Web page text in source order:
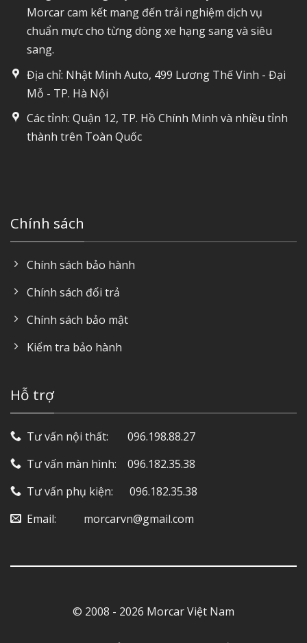
Morcar cam kết mang đến trải nghiệm dịch vụ
chuẩn mực cho từng dòng xe hạng sang và siêu
sang.
Địa chỉ: Nhật Minh Auto, 499 Lương Thế Vinh - Đại
Mỗ - TP. Hà Nội
Các tỉnh: Quận 12, TP. Hồ Chính Minh và nhiều tỉnh
thành trên Toàn Quốc
Chính sách
Chính sách bảo hành
Chính sách đổi trả
Chính sách bảo mật
Kiểm tra bảo hành
Hỗ trợ
Tư vấn nội thất: ‎ ‎ ‎ ‎ ‎ ‎ 096.198.88.27
Tư vấn màn hình: ‎ ‎ ‎ 096.182.35.38
Tư vấn phụ kiện: ‎ ‎ ‎ ‎‎ ‎ 096.182.35.38
Email: ‎ ‎ ‎ ‎ ‎ ‎ ‎ ‎ ‎ morcarvn@gmail.com
© 2008 - 2026 Morcar Việt Nam